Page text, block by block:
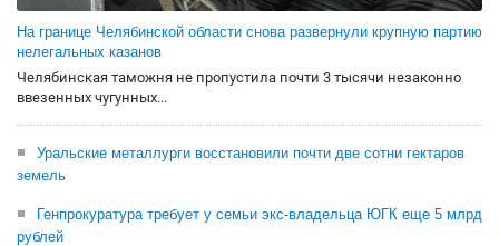
На границе Челябинской области снова развернули крупную партию
нелегальных казанов
Челябинская таможня не пропустила почти 3 тысячи незаконно
ввезенных чугунных...
Уральские металлурги восстановили почти две сотни гектаров
земель
Генпрокуратура требует у семьи экс-владельца ЮГК еще 5 млрд
рублей